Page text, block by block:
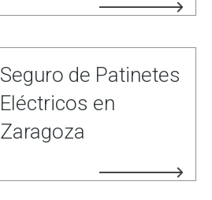
Seguro de Patinetes
Eléctricos en
Zaragoza